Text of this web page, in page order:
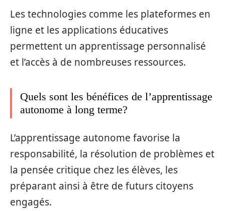
Les technologies comme les plateformes en
ligne et les applications éducatives
permettent un apprentissage personnalisé
et l’accès à de nombreuses ressources.
Quels sont les bénéfices de l’apprentissage
autonome à long terme?
L’apprentissage autonome favorise la
responsabilité, la résolution de problèmes et
la pensée critique chez les élèves, les
préparant ainsi à être de futurs citoyens
engagés.